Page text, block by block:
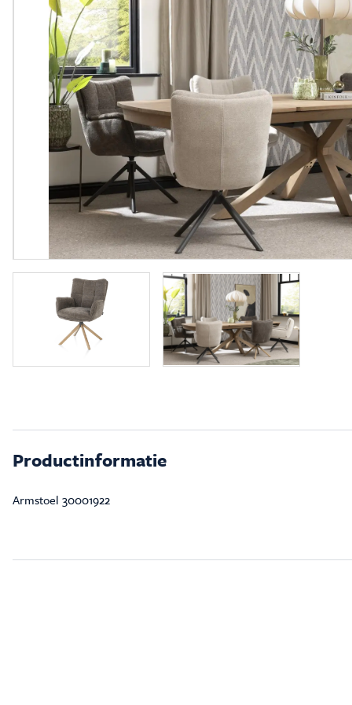
Vloeren
Accessoires
Stalen binnendeuren
Verlichting
Sfeerimpressie
Vloeren
Stalen
Productinformatie
Armstoel 30001922